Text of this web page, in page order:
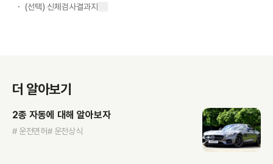
(선택) 신체검사결과지
더 알아보기
2종 자동에 대해 알아보자
# 운전면허# 운전상식